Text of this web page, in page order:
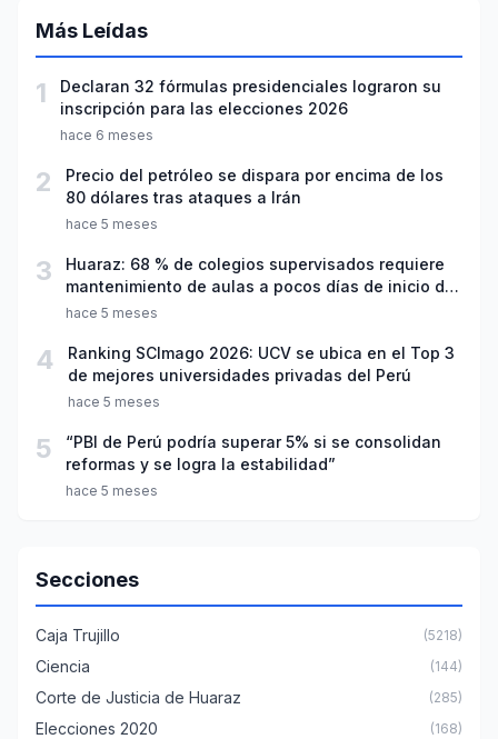
Más Leídas
1
Declaran 32 fórmulas presidenciales lograron su
inscripción para las elecciones 2026
hace 6 meses
2
Precio del petróleo se dispara por encima de los
80 dólares tras ataques a Irán
hace 5 meses
3
Huaraz: 68 % de colegios supervisados requiere
mantenimiento de aulas a pocos días de inicio del
año escolar 2026
hace 5 meses
4
Ranking SCImago 2026: UCV se ubica en el Top 3
de mejores universidades privadas del Perú
hace 5 meses
5
“PBI de Perú podría superar 5% si se consolidan
reformas y se logra la estabilidad”
hace 5 meses
Secciones
Caja Trujillo (5218)
Ciencia (144)
Corte de Justicia de Huaraz (285)
Elecciones 2020 (168)